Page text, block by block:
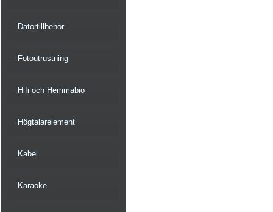
Datortillbehör
Fotoutrustning
Hifi och Hemmabio
Högtalarelement
Kabel
Karaoke